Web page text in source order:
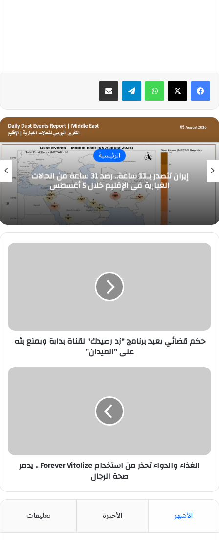
واتسابتيلقرام مشاركة عبر البريد
الرئيسية
إيران تتصدر بـ11 ساعة.. رصد 31 ساعة من الحالات
الغبارية في الإقليم خلال 5 أغسطس
حكم
ويمنع
بثهحكم قضائي يعيد برنامج "زد رصيدك" لقناة بداية ويمنع بثه
على "الميدان"
الغذاء
يدمر
صحة الغذاء والدواء تحذر من استخدام Forever Vitolize .. يدمر
صحة الرجال
الأشهر الأخيرة تعليقات